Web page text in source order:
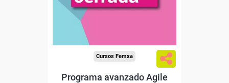
Cursos Femxa
Programa avanzado Agile